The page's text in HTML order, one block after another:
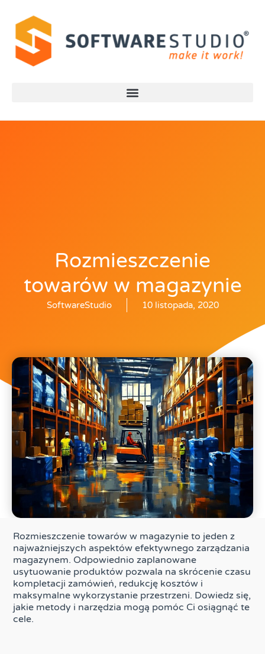
Rozmieszczenie
towarów w magazynie
SoftwareStudio 10 listopada, 2020
Rozmieszczenie towarów w magazynie to jeden z
najważniejszych aspektów efektywnego zarządzania
magazynem. Odpowiednio zaplanowane
usytuowanie produktów pozwala na skrócenie czasu
kompletacji zamówień, redukcję kosztów i
maksymalne wykorzystanie przestrzeni. Dowiedz się,
jakie metody i narzędzia mogą pomóc Ci osiągnąć te
cele.